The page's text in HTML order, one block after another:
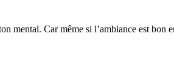
mental. Car même si l’ambiance est